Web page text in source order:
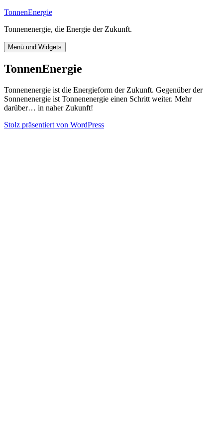
Zum
springen
TonnenEnergie
Tonnenenergie, die Energie der Zukunft.
Menü und Widgets
TonnenEnergie
Tonnenenergie ist die Energieform der Zukunft. Gegenüber der
Sonnenenergie ist Tonnenenergie einen Schritt weiter. Mehr
darüber… in naher Zukunft!
Stolz präsentiert von WordPress